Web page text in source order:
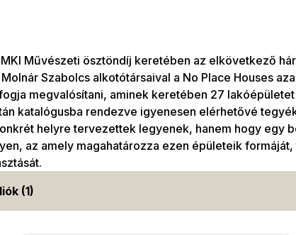
Művészeti ösztöndíj keretében az elkövetkező
Szabolcs alkotótársaival a No Place Houses
megvalósítani, aminek keretében 27
katalógusba rendezve igyenesen elérhetővé
helyre tervezettek legyenek, hanem hogy egy
az amely magahatározza ezen épületeik
(1)